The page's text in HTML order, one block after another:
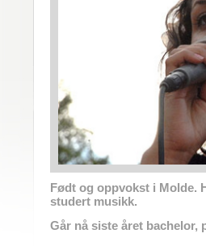
Født og oppvokst i Molde.
studert musikk.
Går nå siste året